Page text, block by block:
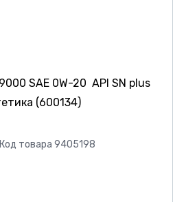
SAE 0W-20 API SN plus
(600134)
Код товара 9405198